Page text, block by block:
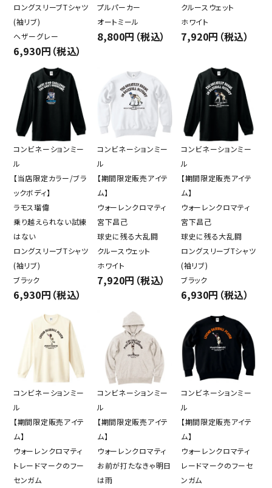
ロングスリーブTシャツ
(袖リブ)
ヘザーグレー
6,930円（税込）
プルパーカー
オートミール
8,800円（税込）
クルースウェット
ホワイト
7,920円（税込）
コンビネーションミー
ル
【当店限定カラー/ブラ
ックボディ】
ラモス瑠偉
乗り越えられない試練
はない
ロングスリーブTシャツ
(袖リブ)
ブラック
6,930円（税込）
コンビネーションミー
ル
【期間限定販売アイテ
ム】
ウォーレンクロマティ
宮下昌己
球史に残る大乱闘
クルースウェット
ホワイト
7,920円（税込）
コンビネーションミー
ル
【期間限定販売アイテ
ム】
ウォーレンクロマティ
宮下昌己
球史に残る大乱闘
ロングスリーブTシャツ
(袖リブ)
ブラック
6,930円（税込）
コンビネーションミー
ル
【期間限定販売アイテ
ム】
ウォーレンクロマティ
トレードマークのフー
センガム
コンビネーションミー
ル
【期間限定販売アイテ
ム】
ウォーレンクロマティ
お前が打たなきゃ明日
は雨
コンビネーションミー
ル
【期間限定販売アイテ
ム】
ウォーレンクロマティ
レードマークのフーセ
ンガム